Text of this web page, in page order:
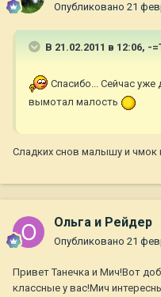
Опубликовано 21
В 21.02.2011 в 12:06, -
Спасибо... Сейчас уже
вымотал малость
Сладких снов малышу и чмок
Ольга и Рейдер
Опубликовано 21
Привет Танечка и Мич!Вот
классные у вас!Мич